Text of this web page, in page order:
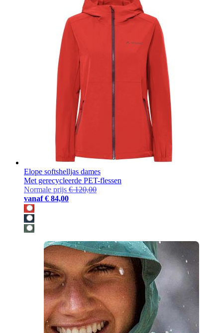
Elope softshelljas dames
Met gerecycleerde PET-flessen
Normale prijs € 120,00
vanaf € 84,00